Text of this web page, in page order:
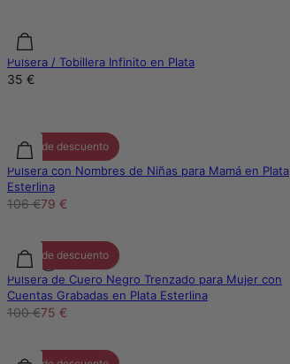
Pulsera / Tobillera Infinito en Plata
35 €
25% de descuento
Pulsera con Nombres de Niñas para Mamá en Plata
Esterlina
106 €79 €
25% de descuento
Pulsera de Cuero Negro Trenzado para Mujer con
Cuentas Grabadas en Plata Esterlina
100 €75 €